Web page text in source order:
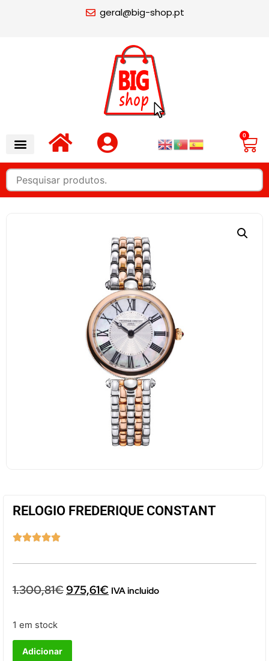
geral@big-shop.pt
0
RELOGIO FREDERIQUE CONSTANT

1.300,81€975,61€ IVA incluido
1 em stock
Adicionar